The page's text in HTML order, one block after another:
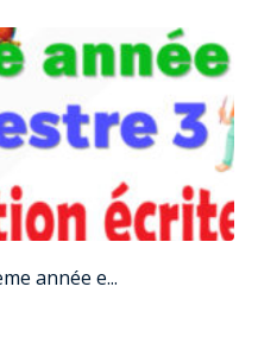
année e...